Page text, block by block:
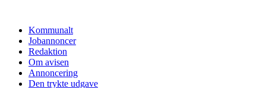
indholdKommunalt
Jobannoncer
Redaktion
Om avisen
Annoncering
Den trykte udgave